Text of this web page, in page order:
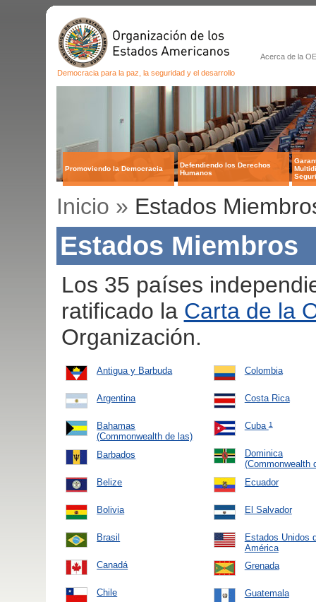
Acerca de la
Democracia para la paz, la seguridad y el desarrollo
Promoviendo la Democracia
Defendiendo los Derechos
Humanos
Inicio » Estados
Estados Miembros
Los 35 países
ratificado la Carta de la
Organización.
Antigua y Barbuda
Argentina
Bahamas
(Commonwealth de las)
Barbados
Belize
Bolivia
Brasil
Canadá
Chile
Colombia
Costa Rica
Cuba1
Dominica
(Commonwealth
Ecuador
El Salvador
Estados Unidos
América
Grenada
Guatemala